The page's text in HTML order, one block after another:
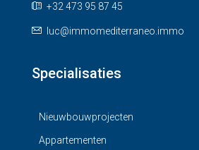
+32 473 95 87 45
luc@immomediterraneo.immo
Specialisaties
Nieuwbouwprojecten
Appartementen